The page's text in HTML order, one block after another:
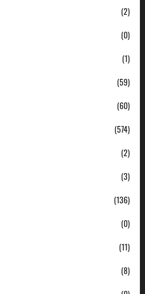
(2)
(0)
(1)
(59)
(60)
(574)
(2)
(3)
(136)
(0)
(11)
(8)